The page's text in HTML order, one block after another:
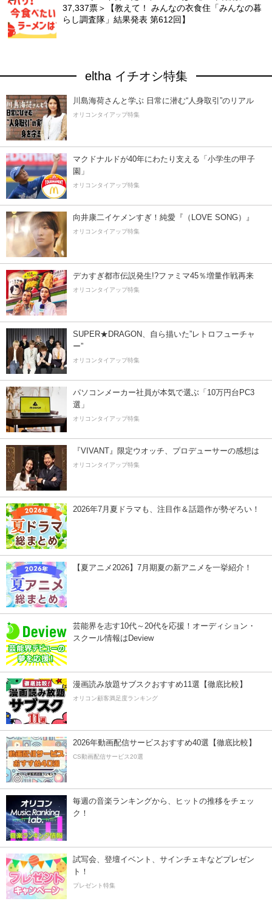
37,337票＞【教えて！ みんなの衣食住「みんなの暮
らし調査隊」結果発表 第612回】
eltha イチオシ特集
川島海荷さんと学ぶ 日常に潜む“人身取引”のリアル
オリコンタイアップ特集
マクドナルドが40年にわたり支える「小学生の甲子
園」
オリコンタイアップ特集
向井康二イケメンすぎ！純愛『（LOVE SONG）』
オリコンタイアップ特集
デカすぎ都市伝説発生!?ファミマ45％増量作戦再来
オリコンタイアップ特集
SUPER★DRAGON、自ら描いた”レトロフューチャ
ー”
オリコンタイアップ特集
パソコンメーカー社員が本気で選ぶ「10万円台PC3
選」
オリコンタイアップ特集
『VIVANT』限定ウオッチ、プロデューサーの感想は
オリコンタイアップ特集
2026年7月夏ドラマも、注目作＆話題作が勢ぞろい！
【夏アニメ2026】7月期夏の新アニメを一挙紹介！
芸能界を志す10代～20代を応援！オーディション・
スクール情報はDeview
漫画読み放題サブスクおすすめ11選【徹底比較】
オリコン顧客満足度ランキング
2026年動画配信サービスおすすめ40選【徹底比較】
CS動画配信サービス20選
毎週の音楽ランキングから、ヒットの推移をチェッ
ク！
試写会、登壇イベント、サインチェキなどプレゼン
ト！
プレゼント特集